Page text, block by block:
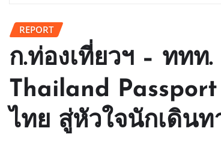
REPORT
ก.ท่องเที่ยวฯ – ทท
Thailand
ไทย สู่หัวใจนักเดินท